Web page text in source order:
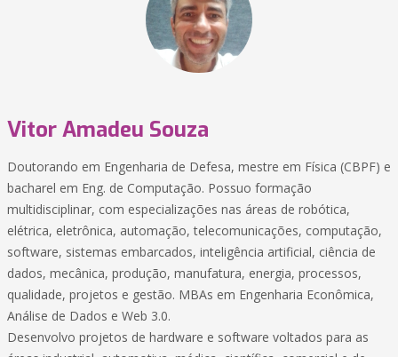
Vitor Amadeu Souza
Doutorando em Engenharia de Defesa, mestre em Física (CBPF) e
bacharel em Eng. de Computação. Possuo formação
multidisciplinar, com especializações nas áreas de robótica,
elétrica, eletrônica, automação, telecomunicações, computação,
software, sistemas embarcados, inteligência artificial, ciência de
dados, mecânica, produção, manufatura, energia, processos,
qualidade, projetos e gestão. MBAs em Engenharia Econômica,
Análise de Dados e Web 3.0.
Desenvolvo projetos de hardware e software voltados para as